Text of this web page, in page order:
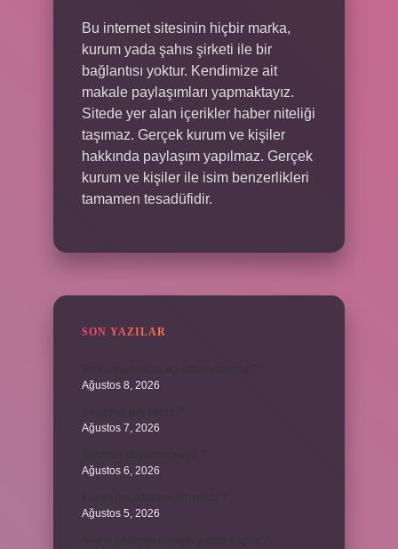
Bu internet sitesinin hiçbir marka,
kurum yada şahıs şirketi ile bir
bağlantısı yoktur. Kendimize ait
makale paylaşımları yapmaktayız.
Sitede yer alan içerikler haber niteliği
taşımaz. Gerçek kurum ve kişiler
hakkında paylaşım yapılmaz. Gerçek
kurum ve kişiler ile isim benzerlikleri
tamamen tesadüfidir.
SON YAZILAR
Ağustos 8, 2026
Ağustos 7, 2026
Ağustos 6, 2026
Ağustos 5, 2026